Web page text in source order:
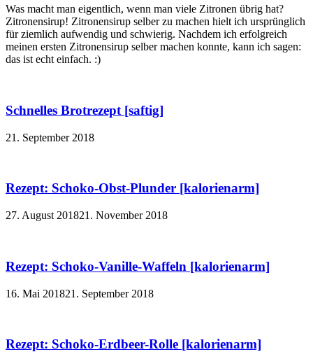
Was macht man eigentlich, wenn man viele Zitronen übrig hat?
Zitronensirup! Zitronensirup selber zu machen hielt ich ursprünglich
für ziemlich aufwendig und schwierig. Nachdem ich erfolgreich
meinen ersten Zitronensirup selber machen konnte, kann ich sagen:
das ist echt einfach. :)
Schnelles Brotrezept [saftig]
21. September 2018
Rezept: Schoko-Obst-Plunder [kalorienarm]
27. August 201821. November 2018
Rezept: Schoko-Vanille-Waffeln [kalorienarm]
16. Mai 201821. September 2018
Rezept: Schoko-Erdbeer-Rolle [kalorienarm]